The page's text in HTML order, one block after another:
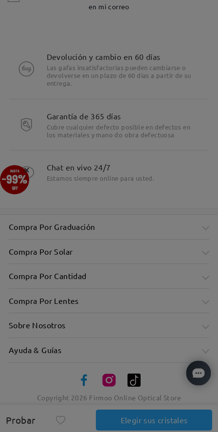
Detalles
Montura de metal Browline: Lo clásico se une a lo moderno
en mi correo
Probar Elegir sus cristales
Devolución y cambio en 60 días
Las gafas insatisfactorias pueden cambiarse o
devolverse en un plazo de 60 días a partir de su
entrega.
Garantía de 365 días
Cubre cualquier defecto posible en defectos en
los materiales y mano do obra defectuosa
Chat en vivo 24/7
Estamos siempre online para usted.
Compra Por Graduación
Compra Por Solar
Compra Por Cantidad
Compra Por Lentes
Sobre Nosotros
Ayuda & Guías
Copyright 2026 Firmoo Online Optical Store
×